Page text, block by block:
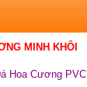
MINH KHÔI
Hoa Cương PVC